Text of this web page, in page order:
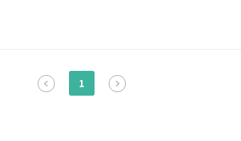
정의 되어 있다.그렇기 때문에 우리는 각 스타터
1